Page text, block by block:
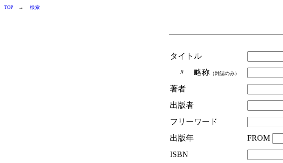
TOP → 検索
タイトル
〃 略称 （雑誌のみ）
著者
出版者
フリーワード
出版年
FROM
ISBN